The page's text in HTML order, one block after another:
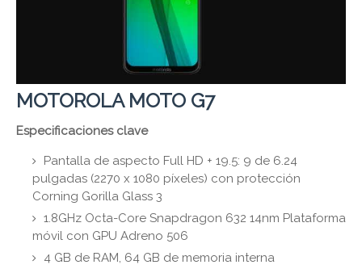
MOTOROLA MOTO G7
Especificaciones clave
Pantalla de aspecto Full HD + 19.5: 9 de 6.24
pulgadas (2270 x 1080 píxeles) con protección
Corning Gorilla Glass 3
1.8GHz Octa-Core Snapdragon 632 14nm Plataforma
móvil con GPU Adreno 506
4 GB de RAM, 64 GB de memoria interna